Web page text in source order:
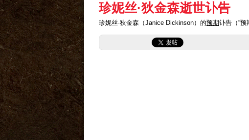
珍妮丝·狄金森逝世讣告
珍妮丝·狄金森（Janice Dickinson）的预期讣告（“预